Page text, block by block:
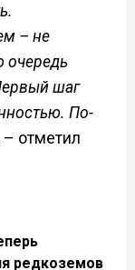
– не
очередь
шаг
По-
– отметил
редкоземов